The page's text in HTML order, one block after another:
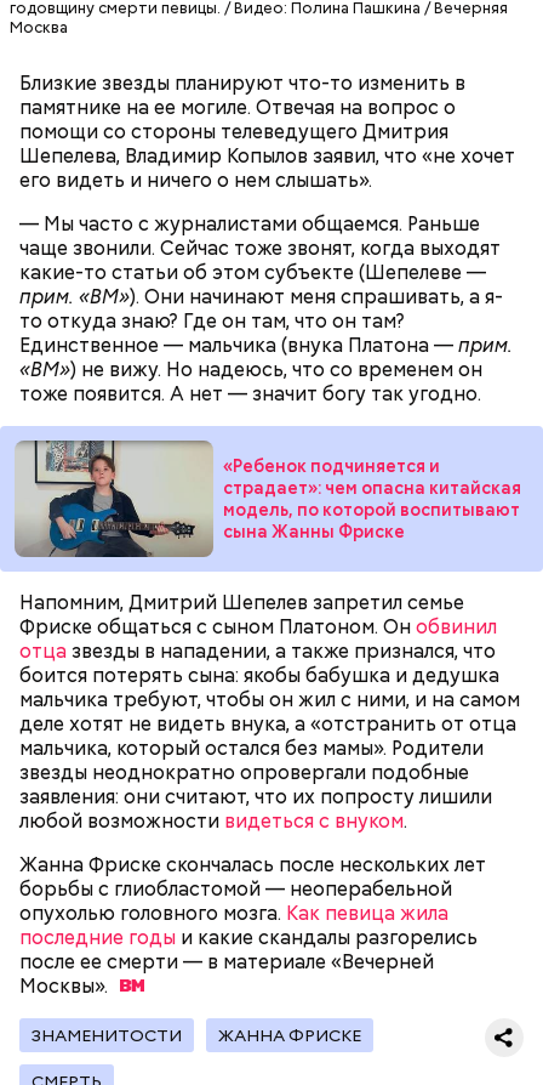
годовщину смерти певицы. / Видео: Полина Пашкина / Вечерняя
Москва
Близкие звезды планируют что-то изменить в
памятнике на ее могиле. Отвечая на вопрос о
помощи со стороны телеведущего Дмитрия
Шепелева, Владимир Копылов заявил, что «не хочет
его видеть и ничего о нем слышать».
— Мы часто с журналистами общаемся. Раньше
чаще звонили. Сейчас тоже звонят, когда выходят
какие-то статьи об этом субъекте (Шепелеве —
прим. «ВМ»). Они начинают меня спрашивать, а я-
то откуда знаю? Где он там, что он там?
Единственное — мальчика (внука Платона —прим.
«ВМ») не вижу. Но надеюсь, что со временем он
тоже появится. А нет — значит богу так угодно.
«Ребенок подчиняется и
страдает»: чем опасна китайская
модель, по которой воспитывают
сына Жанны Фриске
Напомним, Дмитрий Шепелев запретил семье
Фриске общаться с сыном Платоном. Онобвинил
отцазвезды в нападении, а также признался, что
боится потерять сына: якобы бабушка и дедушка
мальчика требуют, чтобы он жил с ними, и на самом
деле хотят не видеть внука, а «отстранить от отца
мальчика, который остался без мамы». Родители
звезды неоднократно опровергали подобные
заявления: они считают, что их попросту лишили
любой возможности видеться с внуком.
Жанна Фриске скончалась после нескольких лет
борьбы с глиобластомой — неоперабельной
опухолью головного мозга. Как певица жила
последние годы и какие скандалы разгорелись
после ее смерти — в материале «Вечерней
Москвы».
ЗНАМЕНИТОСТИ ЖАННА ФРИСКЕ
— Кабачки, порезанные кубиками, нужно легко
обжарить на сковороде. К ним добавляются зелень
петрушки, чеснок, соль и оливковое масло.
Получается очень вкусно, — поделился рецептом
Копылов.
Спагетти из кабачков
с сахарным диабетом;
— В дыне содержится много сахара, который
представлен фруктозой. С одной стороны — это
хорошо, потому что дает энергию. Но важно
помнить, что сладкими дынями не нужно сильно
увлекаться, так же как и арбузами, людям с
сахарным диабетом и лишним весом, —
подчеркнула доктор.
Терапевт Кондрахин назвал
продукты и напитки, которые
выводят токсины из организма
Ранние плоды, по словам врача, лучше не есть:
Чистит сосуды и защищает от
рака: чем полезен кресс-салат